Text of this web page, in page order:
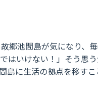
郷池間島が気になり、
はいけない！」そう思
島に生活の拠点を移す